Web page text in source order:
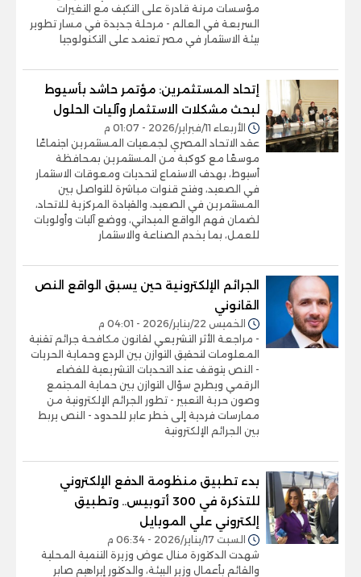
مؤسسات مرنة قادرة على التكيف مع التغيرات
السريعة في العالم - مرحلة جديدة في مسار تطوير
بيئة الاستثمار في مصر تعتمد على التكنولوجيا
إتحاد المستثمرين: مؤتمر حاشد بأسيوط
لبحث مشكلات الاستثمار وآليات الحلول
الأربعاء 11/فبراير/2026 - 01:07 م
عقد الاتحاد المصري لجمعيات المستثمرين اجتماعًا
موسعًا مع كوكبة من المستثمرين بمحافظة
أسيوط، بهدف الاستماع لتحديات ومعوقات الاستثمار
في الصعيد، وفتح قنوات مباشرة للتواصل بين
المستثمرين في الصعيد، والقيادة المركزية للاتحاد،
لضمان فهم الواقع الميداني، ووضع آليات وأولويات
للعمل، بما يخدم الصناعة والاستثمار
الجرائم الإلكترونية حين يسبق الواقع النص
القانوني
الخميس 22/يناير/2026 - 04:01 م
- مراجعة الأثر التشريعي لقانون مكافحة جرائم تقنية
المعلومات لتحقيق التوازن بين الردع وحماية الحريات
- النص يتوقف عند التحديات التشريعية للفضاء
الرقمي ويطرح سؤال التوازن بين حماية المجتمع
وصون حرية التعبير - تطور الجرائم الإلكترونية من
ممارسات فردية إلى خطر عابر للحدود - النص يربط
بين الجرائم الإلكترونية
بدء تطبيق منظومة الدفع الإلكتروني
للتذكرة في 300 أتوبيس.. وتطبيق
إلكتروني علي الموبايل
السبت 17/يناير/2026 - 06:34 م
شهدت الدكتورة منال عوض وزيرة التنمية المحلية
والقائم بأعمال وزير البيئة، والدكتور إبراهيم صابر